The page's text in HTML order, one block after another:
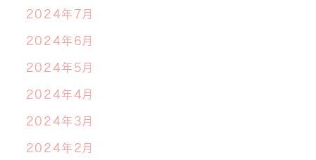
2024年7月
2024年6月
2024年5月
2024年4月
2024年3月
2024年2月